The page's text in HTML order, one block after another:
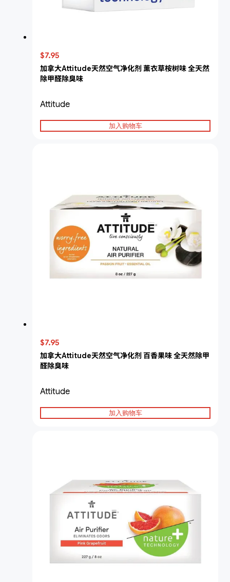
$7.95
加拿大Attitude天然空气净化剂 薰衣草桉树味 全天然
除甲醛除臭味
Attitude
加入购物车
$7.95
加拿大Attitude天然空气净化剂 百香果味 全天然除甲
醛除臭味
Attitude
加入购物车